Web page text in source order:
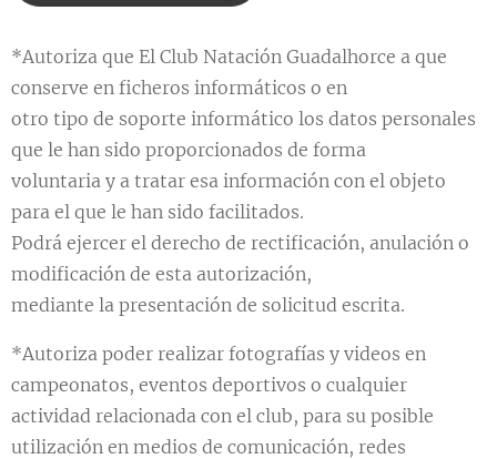
*Autoriza que El Club Natación Guadalhorce a que
conserve en ficheros informáticos o en
otro tipo de soporte informático los datos personales
que le han sido proporcionados de forma
voluntaria y a tratar esa información con el objeto
para el que le han sido facilitados.
Podrá ejercer el derecho de rectificación, anulación o
modificación de esta autorización,
mediante la presentación de solicitud escrita.
*Autoriza poder realizar fotografías y videos en
campeonatos, eventos deportivos o cualquier
actividad relacionada con el club, para su posible
utilización en medios de comunicación, redes